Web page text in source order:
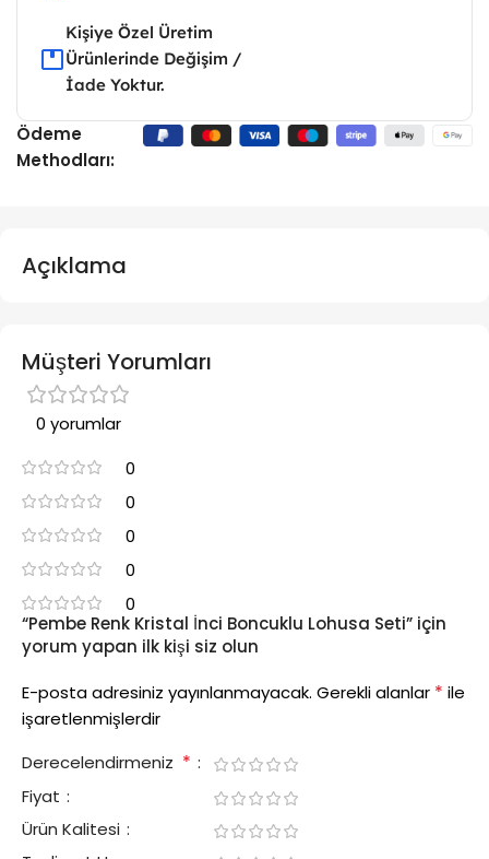
Kişiye Özel Üretim
Ürünlerinde Değişim /
İade Yoktur.
Ödeme
Methodları:
Açıklama
Müşteri Yorumları
0 yorumlar
0
0
0
0
0
“Pembe Renk Kristal İnci Boncuklu Lohusa Seti” için
yorum yapan ilk kişi siz olun
E-posta adresiniz yayınlanmayacak. Gerekli alanlar * ile
işaretlenmişlerdir
Derecelendirmeniz *
Fiyat
Ürün Kalitesi